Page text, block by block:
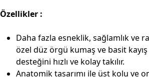
Özellikler :
Daha fazla esneklik, sağlamlık ve
özel düz örgü kumaş ve basit
desteğini hızlı ve kolay takılır.
Anatomik tasarımı ile üst kolu ve